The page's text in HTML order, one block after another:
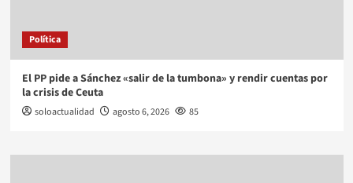
Política
El PP pide a Sánchez «salir de la tumbona» y rendir cuentas por
la crisis de Ceuta
soloactualidad agosto 6, 2026 85